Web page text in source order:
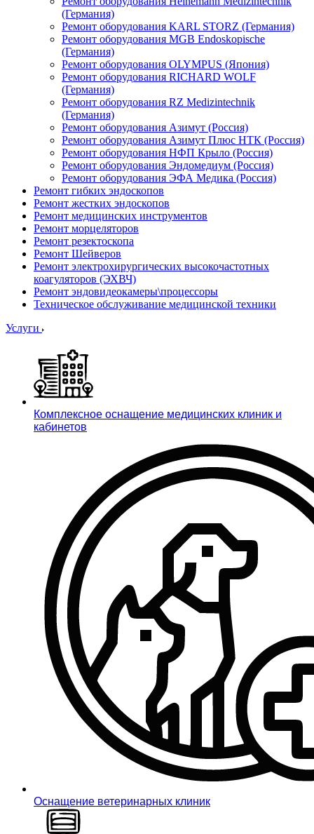
(Германия)
Ремонт оборудования KARL STORZ (Германия)
Ремонт оборудования MGB Endoskopische
(Германия)
Ремонт оборудования OLYMPUS (Япония)
Ремонт оборудования RICHARD WOLF
(Германия)
Ремонт оборудования RZ Medizintechnik
(Германия)
Ремонт оборудования Азимут (Россия)
Ремонт оборудования Азимут Плюс НТК (Россия)
Ремонт оборудования НФП Крыло (Россия)
Ремонт оборудования Эндомедиум (Россия)
Ремонт оборудования ЭФА Медика (Россия)
Ремонт гибких эндоскопов
Ремонт жестких эндоскопов
Ремонт медицинских инструментов
Ремонт морцеляторов
Ремонт резектоскопа
Ремонт Шейверов
Ремонт электрохирургических высокочастотных
коагуляторов (ЭХВЧ)
Ремонт эндовидеокамеры\процессоры
Техническое обслуживание медицинской техники
Услуги
Комплексное оснащение медицинских клиник и
кабинетов
Оснащение ветеринарных клиник